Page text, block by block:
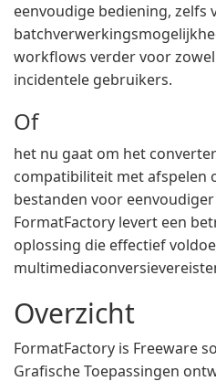
eenvoudige bediening, zelfs
workflows verder voor
incidentele gebruikers.
Of
het nu gaat om het
compatibiliteit met afspelen
bestanden voor
FormatFactory levert een
oplossing die effectief
Overzicht
FormatFactory is Freeware
Grafische Toepassingen